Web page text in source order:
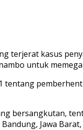
terjerat kasus
untuk
tentang
bersangkutan,
Jawa